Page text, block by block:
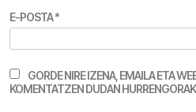
E-POSTA*
GORDE NIRE IZENA, EMAILA ETA
KOMENTATZEN DUDAN